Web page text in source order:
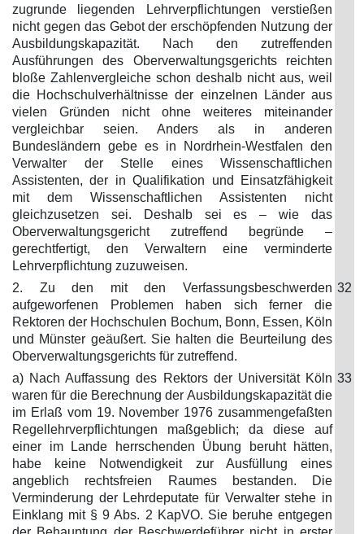
zugrunde liegenden Lehrverpflichtungen verstießen
nicht gegen das Gebot der erschöpfenden Nutzung der
Ausbildungskapazität. Nach den zutreffenden
Ausführungen des Oberverwaltungsgerichts reichten
bloße Zahlenvergleiche schon deshalb nicht aus, weil
die Hochschulverhältnisse der einzelnen Länder aus
vielen Gründen nicht ohne weiteres miteinander
vergleichbar seien. Anders als in anderen
Bundesländern gebe es in Nordrhein-Westfalen den
Verwalter der Stelle eines Wissenschaftlichen
Assistenten, der in Qualifikation und Einsatzfähigkeit
mit dem Wissenschaftlichen Assistenten nicht
gleichzusetzen sei. Deshalb sei es – wie das
Oberverwaltungsgericht zutreffend begründe –
gerechtfertigt, den Verwaltern eine verminderte
Lehrverpflichtung zuzuweisen.
2. Zu den mit den Verfassungsbeschwerden
aufgeworfenen Problemen haben sich ferner die
Rektoren der Hochschulen Bochum, Bonn, Essen, Köln
und Münster geäußert. Sie halten die Beurteilung des
Oberverwaltungsgerichts für zutreffend.
32
a) Nach Auffassung des Rektors der Universität Köln
waren für die Berechnung der Ausbildungskapazität die
im Erlaß vom 19. November 1976 zusammengefaßten
Regellehrverpflichtungen maßgeblich; da diese auf
einer im Lande herrschenden Übung beruht hätten,
habe keine Notwendigkeit zur Ausfüllung eines
angeblich rechtsfreien Raumes bestanden. Die
Verminderung der Lehrdeputate für Verwalter stehe in
Einklang mit § 9 Abs. 2 KapVO. Sie beruhe entgegen
33